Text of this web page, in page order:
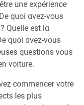
une expérience
quoi avez-vous
Quelle est la
quoi avez-vous
questions vous
voiture.
commencer votre
les plus